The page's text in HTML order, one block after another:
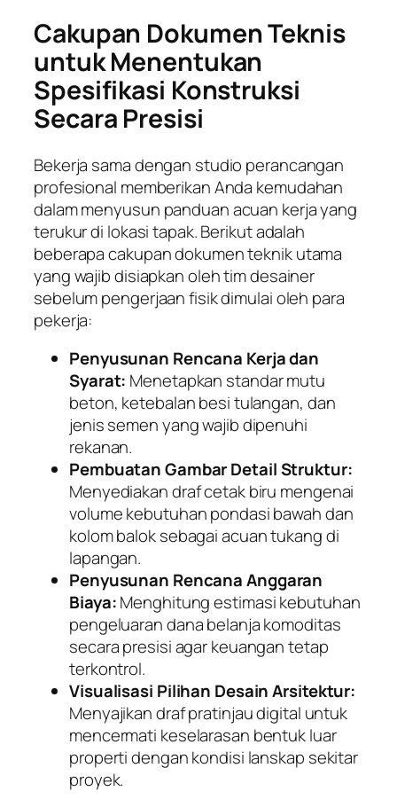
Cakupan Dokumen Teknis
untuk Menentukan
Spesifikasi Konstruksi
Secara Presisi
Bekerja sama dengan studio perancangan
profesional memberikan Anda kemudahan
dalam menyusun panduan acuan kerja yang
terukur di lokasi tapak. Berikut adalah
beberapa cakupan dokumen teknik utama
yang wajib disiapkan oleh tim desainer
sebelum pengerjaan fisik dimulai oleh para
pekerja:
Penyusunan Rencana Kerja dan
Syarat: Menetapkan standar mutu
beton, ketebalan besi tulangan, dan
jenis semen yang wajib dipenuhi
rekanan.
Pembuatan Gambar Detail Struktur:
Menyediakan draf cetak biru mengenai
volume kebutuhan pondasi bawah dan
kolom balok sebagai acuan tukang di
lapangan.
Penyusunan Rencana Anggaran
Biaya:Menghitung estimasi kebutuhan
pengeluaran dana belanja komoditas
secara presisi agar keuangan tetap
terkontrol.
Visualisasi Pilihan Desain Arsitektur:
Menyajikan draf pratinjau digital untuk
mencermati keselarasan bentuk luar
properti dengan kondisi lanskap sekitar
proyek.